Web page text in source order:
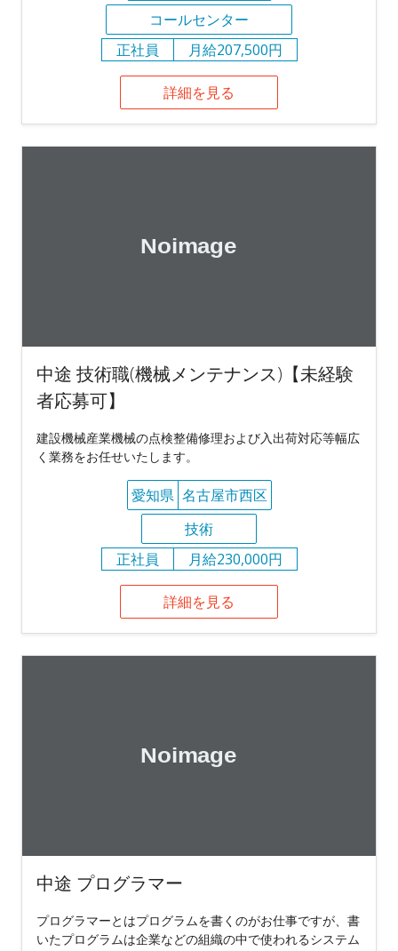
コールセンター
正社員
月給207,500円
詳細を見る
中途 技術職(機械メンテナンス)【未経験
者応募可】
建設機械産業機械の点検整備修理および入出荷対応等幅広
く業務をお任せいたします。
愛知県 名古屋市西区
技術
正社員
月給230,000円
詳細を見る
中途 プログラマー
プログラマーとはプログラムを書くのがお仕事ですが、書
いたプログラムは企業などの組織の中で使われるシステム